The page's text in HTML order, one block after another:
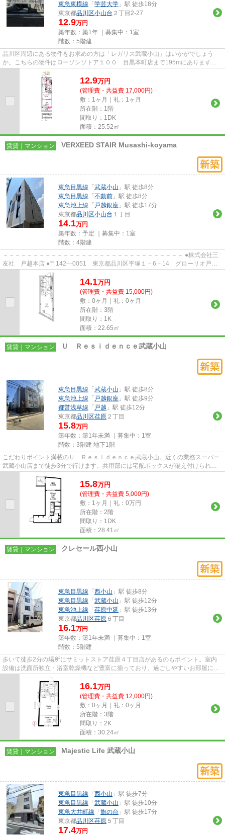
東急東横線 「 学芸大学 」駅 徒歩18分
東京都品川区小山台 ２丁目2-27
12.9万円
築年数：築1年 ｜募集中： 1室
階数：5階建
品川区周辺にある物件をお求めの方は「レガリス武蔵小山」はいかがでしょう
か。こちらの物件はローソンソトア１００ 目黒本町店まで195mにあります。
共用部にはエレベータ・敷地内ご...
12.9万円
(管理費・共益費 17,000円)
敷：1ヶ月｜礼：1ヶ月
所在階：1階
間取り：1DK
面積：25.52㎡
賃貸｜マンション VERXEED STAIR Musashi-koyama
東急目黒線 「 武蔵小山 」駅 徒歩8分
東急目黒線 「 不動前 」駅 徒歩8分
東急池上線 「 戸越銀座 」駅 徒歩17分
東京都品川区小山台 １丁目
14.1万円
築年数：予定 ｜募集中： 1室
階数：4階建
－－－－－－－－－－－－－－－－－－－－－－－－－－－－－－ ●株式会社三
友社 戸越本店 ●〒142―0051 東京都品川区平塚１－6－14 グローリオ戸越
銀座1階 ●TEL：03-3783-1218...
14.1万円
(管理費・共益費 15,000円)
敷：0ヶ月｜礼：0ヶ月
所在階：3階
間取り：1K
面積：22.65㎡
賃貸｜マンション Ｕ Ｒｅｓｉｄｅｎｃｅ武蔵小山
東急目黒線 「 武蔵小山 」駅 徒歩8分
東急池上線 「 戸越銀座 」駅 徒歩9分
都営浅草線 「 戸越 」駅 徒歩12分
東京都品川区荏原 ２丁目
15.8万円
築年数：築1年未満 ｜募集中： 1室
階数：3階建 地下1階
こだわりポイント満載のＵ Ｒｅｓｉｄｅｎｃｅ武蔵小山。近くの業務スーパー
武蔵小山店まで徒歩3分で行けます。共用部には宅配ボックスが備え付けられて
いるため、家で何時間も待機す...
15.8万円
(管理費・共益費 5,000円)
敷：1ヶ月｜礼：0万円
所在階：2階
間取り：1DK
面積：28.41㎡
賃貸｜マンション クレセール西小山
東急目黒線 「 西小山 」駅 徒歩8分
東急目黒線 「 武蔵小山 」駅 徒歩12分
東急池上線 「 荏原中延 」駅 徒歩13分
東京都品川区荏原 ６丁目
16.1万円
築年数：築1年未満 ｜募集中： 1室
階数：5階建
歩いて徒歩2分の場所にサミットストア荏原４丁目店があるのもポイント。室内
設備は洗面所独立・浴室乾燥機など豊富に揃っており、過ごしやすいお部屋にな
っております。こちらは角部屋...
16.1万円
(管理費・共益費 12,000円)
敷：0ヶ月｜礼：0ヶ月
所在階：3階
間取り：2K
面積：30.24㎡
賃貸｜マンション Majestic Life 武蔵小山
東急目黒線 「 西小山 」駅 徒歩7分
東急目黒線 「 武蔵小山 」駅 徒歩10分
東急大井町線 「 旗の台 」駅 徒歩17分
東京都品川区荏原 ５丁目
17.4万円